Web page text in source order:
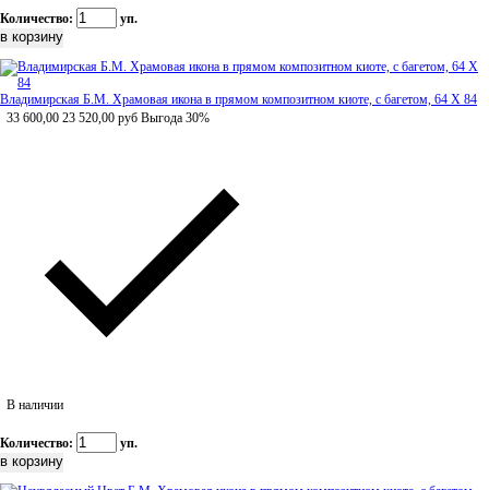
Количество: уп.
Владимирская Б.М. Храмовая икона в прямом композитном киоте, с багетом, 64 Х 84
33 600,00 23 520,00 руб Выгода 30%
В наличии
Количество: уп.